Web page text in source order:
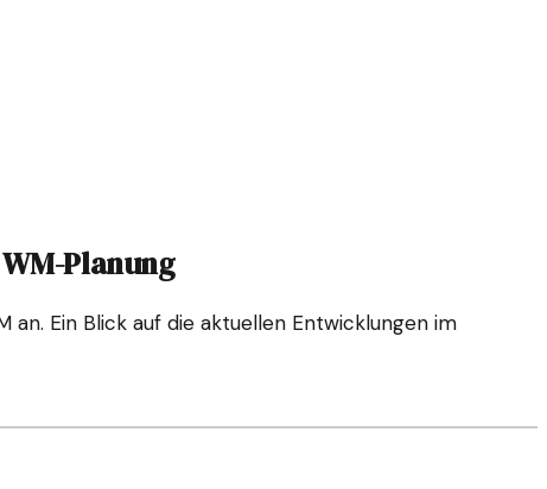
Planung
an. Ein Blick auf die aktuellen Entwicklungen im